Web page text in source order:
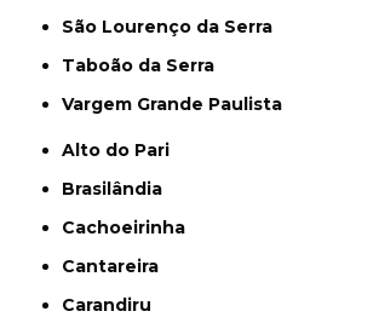
São Lourenço da Serra
Taboão da Serra
Vargem Grande Paulista
Alto do Pari
Brasilândia
Cachoeirinha
Cantareira
Carandiru